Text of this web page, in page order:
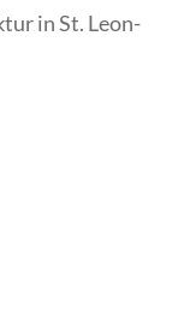
in St. Leon-